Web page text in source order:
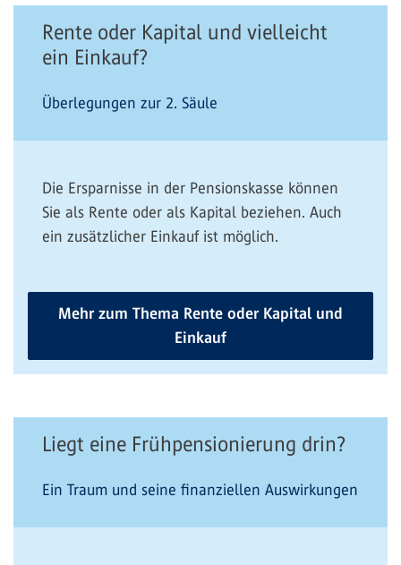
Rente oder Kapital und vielleicht
ein Einkauf?
Überlegungen zur 2. Säule
Die Ersparnisse in der Pensionskasse können
Sie als Rente oder als Kapital beziehen. Auch
ein zusätzlicher Einkauf ist möglich.
Mehr zum Thema Rente oder Kapital und
Einkauf
Liegt eine Frühpensionierung drin?
Ein Traum und seine finanziellen Auswirkungen